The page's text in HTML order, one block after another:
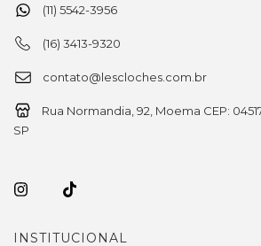
(11) 5542-3956
(16) 3413-9320
contato@lescloches.com.br
Rua Normandia, 92, Moema CEP:
SP
INSTITUCIONAL